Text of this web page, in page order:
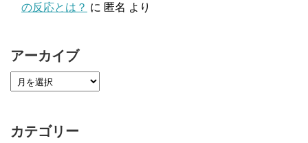
の反応とは？ に 匿名 より
アーカイブ
カテゴリー